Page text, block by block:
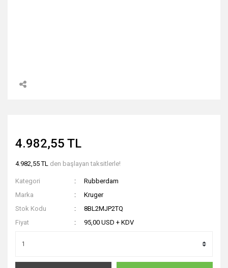
4.982,55 TL
4.982,55 TL den başlayan taksitlerle!
Kategori
Rubberdam
Marka
Kruger
Stok Kodu
8BL2MJP2TQ
Fiyat
95,00 USD + KDV